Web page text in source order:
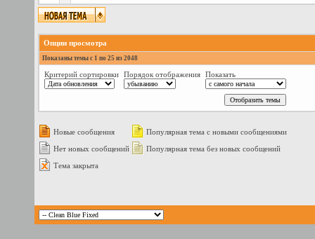
Опции просмотра
Показаны темы с 1 по 25 из 2048
Критерий сортировки Порядок отображения Показать
Новые сообщения
Популярная тема с новыми сообщениями
Нет новых сообщений
Популярная тема без новых сообщений
Тема закрыта